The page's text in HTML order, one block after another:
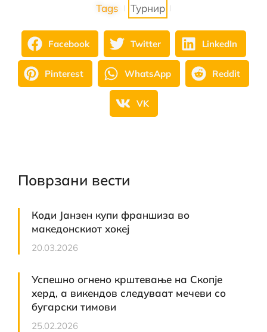
Tags Турнир
Facebook Twitter LinkedIn
Pinterest WhatsApp Reddit
VK
Поврзани вести
Коди Јанзен купи франшиза во
македонскиот хокеј
20.03.2026
Успешно огнено крштевање на Скопје
херд, а викендов следуваат мечеви со
бугарски тимови
25.02.2026